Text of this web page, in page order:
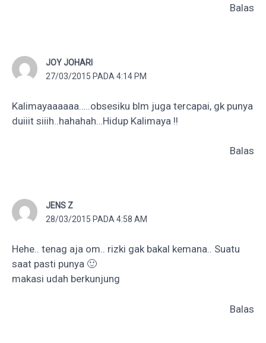
Balas
JOY JOHARI
27/03/2015 PADA 4:14 PM
Kalimayaaaaaa…..obsesiku blm juga tercapai, gk punya
duiiit siiih..hahahah…Hidup Kalimaya !!
Balas
JENS Z
28/03/2015 PADA 4:58 AM
Hehe.. tenag aja om.. rizki gak bakal kemana.. Suatu
saat pasti punya 🙂
makasi udah berkunjung
Balas